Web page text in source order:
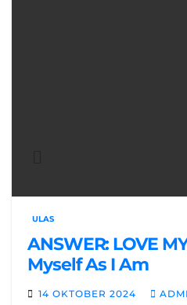
ULAS
ANSWER: LOVE
Myself As I Am
14 OKTOBER 2024